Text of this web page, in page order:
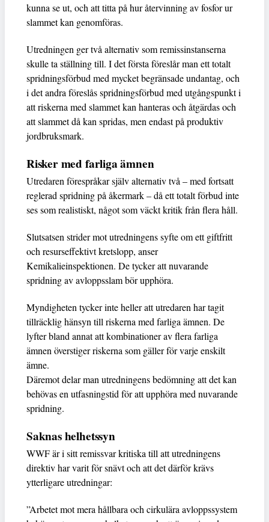
kunna se ut, och att titta på hur återvinning av fosfor ur
slammet kan genomföras.
Utredningen ger två alternativ som remissinstanserna
skulle ta ställning till. I det första föreslår man ett totalt
spridningsförbud med mycket begränsade undantag, och
i det andra föreslås spridningsförbud med utgångspunkt i
att riskerna med slammet kan hanteras och åtgärdas och
att slammet då kan spridas, men endast på produktiv
jordbruksmark.
Risker med farliga ämnen
Utredaren förespråkar själv alternativ två – med fortsatt
reglerad spridning på åkermark – då ett totalt förbud inte
ses som realistiskt, något som väckt kritik från flera håll.
Slutsatsen strider mot utredningens syfte om ett giftfritt
och resurseffektivt kretslopp, anser
Kemikalieinspektionen. De tycker att nuvarande
spridning av avloppsslam bör upphöra.
Myndigheten tycker inte heller att utredaren har tagit
tillräcklig hänsyn till riskerna med farliga ämnen. De
lyfter bland annat att kombinationer av flera farliga
ämnen överstiger riskerna som gäller för varje enskilt
ämne.
Däremot delar man utredningens bedömning att det kan
behövas en utfasningstid för att upphöra med nuvarande
spridning.
Saknas helhetssyn
WWF är i sitt remissvar kritiska till att utredningens
direktiv har varit för snävt och att det därför krävs
ytterligare utredningar:
”Arbetet mot mera hållbara och cirkulära avloppssystem